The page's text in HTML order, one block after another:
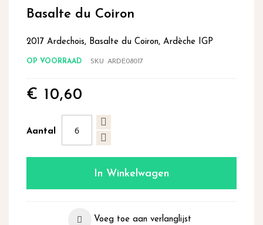
van
afbeeldingen-
Basalte du Coiron
2017 Ardechois, Basalte du Coiron, Ardèche IGP
OP VOORRAAD SKU ARDE08017
€ 10,60
Aantal
In Winkelwagen
Voeg toe aan verlanglijst